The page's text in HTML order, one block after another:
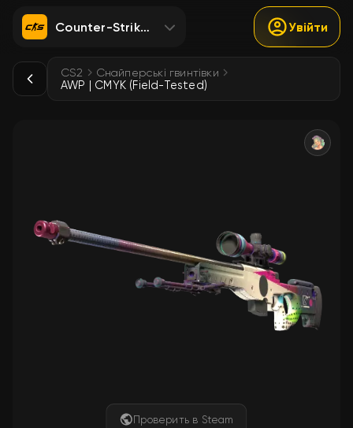
Counter-Strike 2 Увійти
CS2 Снайперські гвинтівки
AWP | CMYK (Field-Tested)
Проверить в Steam